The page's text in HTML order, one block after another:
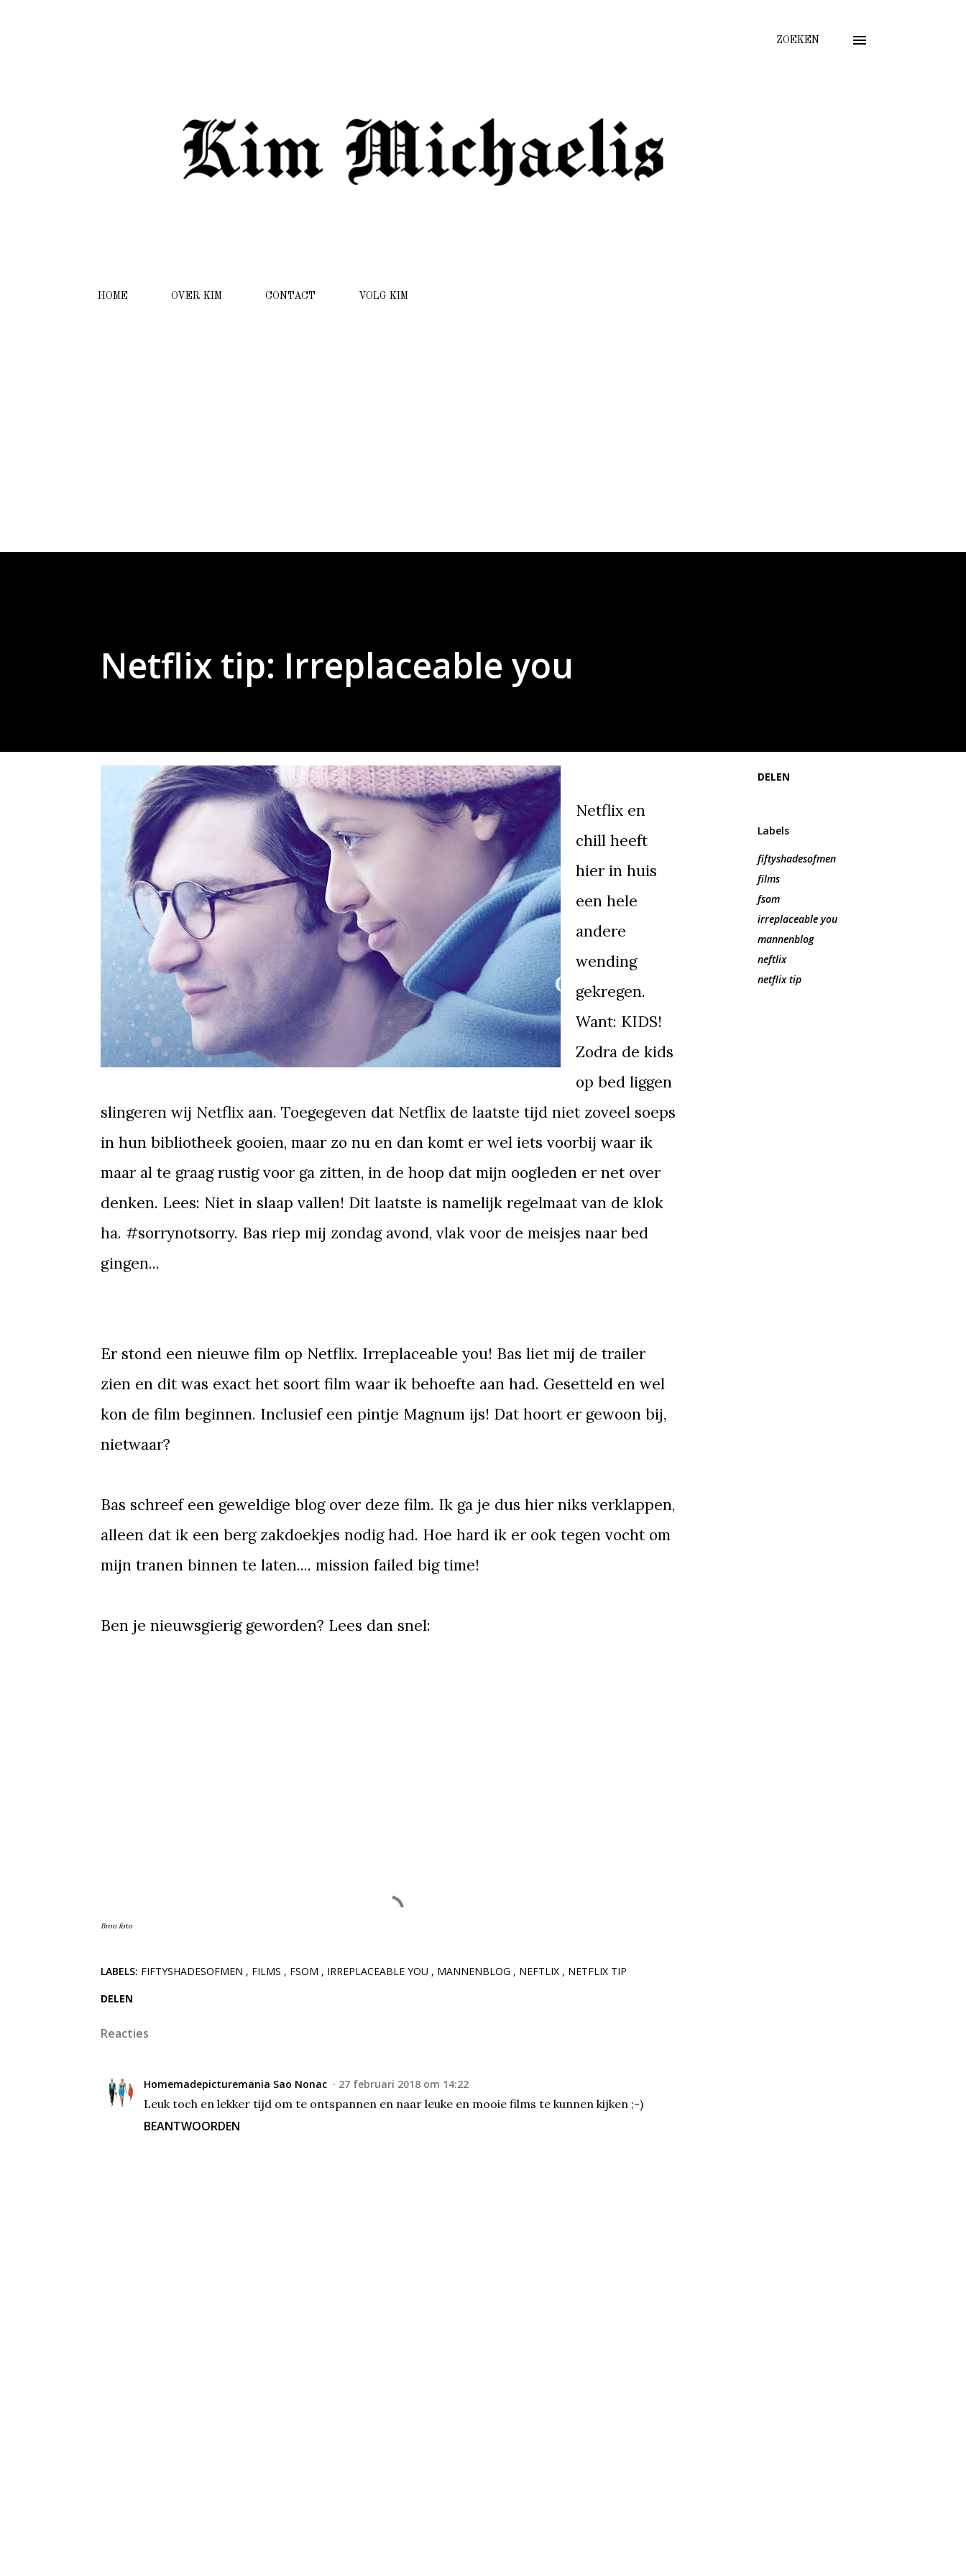
ZOEKEN
HOME OVER KIM CONTACT VOLG KIM
Netflix tip: Irreplaceable you
Netflix en
chill heeft
hier in huis
een hele
andere
wending
gekregen.
Want: KIDS!
Zodra de kids
op bed liggen
slingeren wij Netflix aan. Toegegeven dat Netflix de laatste tijd niet zoveel soeps
in hun bibliotheek gooien, maar zo nu en dan komt er wel iets voorbij waar ik
maar al te graag rustig voor ga zitten, in de hoop dat mijn oogleden er net over
denken. Lees: Niet in slaap vallen! Dit laatste is namelijk regelmaat van de klok
ha. #sorrynotsorry. Bas riep mij zondag avond, vlak voor de meisjes naar bed
gingen...
Er stond een nieuwe film op Netflix. Irreplaceable you! Bas liet mij de trailer
zien en dit was exact het soort film waar ik behoefte aan had. Gesetteld en wel
kon de film beginnen. Inclusief een pintje Magnum ijs! Dat hoort er gewoon bij,
nietwaar?
Bas schreef een geweldige blog over deze film. Ik ga je dus hier niks verklappen,
alleen dat ik een berg zakdoekjes nodig had. Hoe hard ik er ook tegen vocht om
mijn tranen binnen te laten.... mission failed big time!
Ben je nieuwsgierig geworden? Lees dan snel:
Bron foto
DELEN
Labels
fiftyshadesofmen
films
fsom
irreplaceable you
mannenblog
neftlix
netflix tip
LABELS: FIFTYSHADESOFMEN FILMS FSOM IRREPLACEABLE YOU MANNENBLOG NEFTLIX
NETFLIX TIP
DELEN
Reacties
Homemadepicturemania Sao Nonac 27 februari 2018 om 14:22
Leuk toch en lekker tijd om te ontspannen en naar leuke en mooie films te kunnen kijken ;-)
BEANTWOORDEN